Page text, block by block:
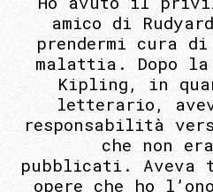
amico di
prendermi cura
malattia. Dopo la
Kipling, in
letterario,
responsabilità
che non
pubblicati. Aveva
opere che ho